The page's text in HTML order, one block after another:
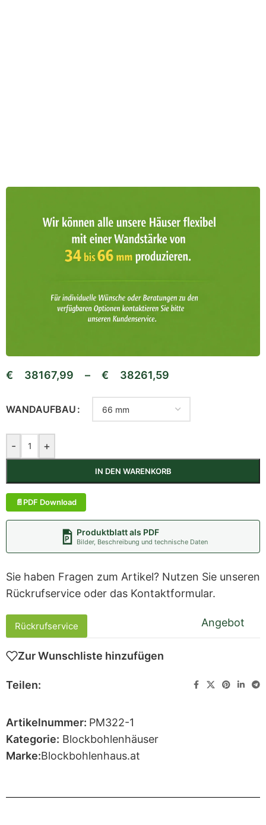
€ 38167,99 – € 38261,59
WANDAUFBAU
- +
IN DEN WARENKORB
PDF Download
Produktblatt als PDF
Bilder, Beschreibung und technische Daten
Sie haben Fragen zum Artikel? Nutzen Sie unseren
Rückrufservice oder das Kontaktformular.
Rückrufservice Angebot
Zur Wunschliste hinzufügen
Teilen:
Artikelnummer: PM322-1
Kategorie: Blockbohlenhäuser
Marke:Blockbohlenhaus.at